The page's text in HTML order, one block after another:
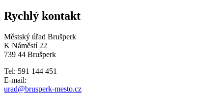
Rychlý kontakt
Městský úřad Brušperk
K Náměstí 22
739 44 Brušperk
Tel: 591 144 451
E-mail:
urad@brusperk-mesto.cz